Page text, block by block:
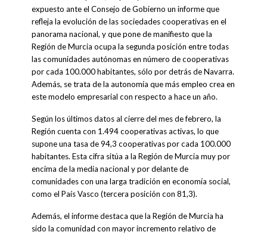
expuesto ante el Consejo de Gobierno un informe que
refleja la evolución de las sociedades cooperativas en el
panorama nacional, y que pone de manifiesto que la
Región de Murcia ocupa la segunda posición entre todas
las comunidades autónomas en número de cooperativas
por cada 100.000 habitantes, sólo por detrás de Navarra.
Además, se trata de la autonomía que más empleo crea en
este modelo empresarial con respecto a hace un año.
Según los últimos datos al cierre del mes de febrero, la
Región cuenta con 1.494 cooperativas activas, lo que
supone una tasa de 94,3 cooperativas por cada 100.000
habitantes. Esta cifra sitúa a la Región de Murcia muy por
encima de la media nacional y por delante de
comunidades con una larga tradición en economía social,
como el País Vasco (tercera posición con 81,3).
Además, el informe destaca que la Región de Murcia ha
sido la comunidad con mayor incremento relativo de